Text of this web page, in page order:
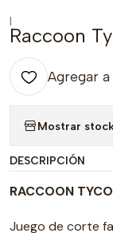
|
Raccoon
Agregar
Mostrar
DESCRIPCIÓN
RACCOON
Juego de corte